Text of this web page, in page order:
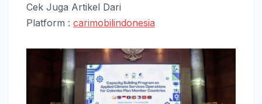
Cek Juga Artikel Dari
Platform : carimobilindonesia